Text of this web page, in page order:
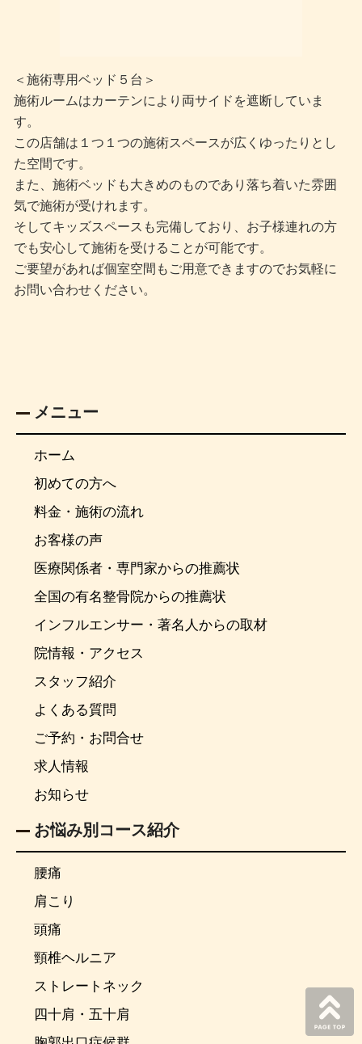
＜施術専用ベッド５台＞
施術ルームはカーテンにより両サイドを遮断していま
す。
この店舗は１つ１つの施術スペースが広くゆったりとし
た空間です。
また、施術ベッドも大きめのものであり落ち着いた雰囲
気で施術が受けれます。
そしてキッズスペースも完備しており、お子様連れの方
でも安心して施術を受けることが可能です。
ご要望があれば個室空間もご用意できますのでお気軽に
お問い合わせください。
メニュー
ホーム
初めての方へ
料金・施術の流れ
お客様の声
医療関係者・専門家からの推薦状
全国の有名整骨院からの推薦状
インフルエンサー・著名人からの取材
院情報・アクセス
スタッフ紹介
よくある質問
ご予約・お問合せ
求人情報
お知らせ
お悩み別コース紹介
腰痛
肩こり
頭痛
頸椎ヘルニア
ストレートネック
四十肩・五十肩